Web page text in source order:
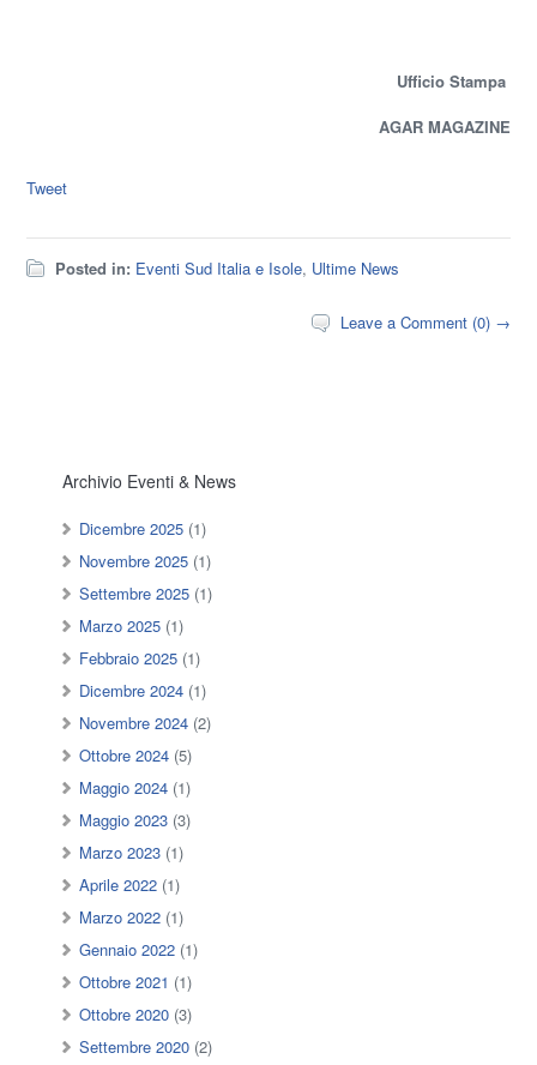
Ufficio Stampa
AGAR MAGAZINE
Tweet
Posted in: Eventi Sud Italia e Isole, Ultime News
Leave a Comment (0) →
Archivio Eventi & News
Dicembre 2025 (1)
Novembre 2025 (1)
Settembre 2025 (1)
Marzo 2025 (1)
Febbraio 2025 (1)
Dicembre 2024 (1)
Novembre 2024 (2)
Ottobre 2024 (5)
Maggio 2024 (1)
Maggio 2023 (3)
Marzo 2023 (1)
Aprile 2022 (1)
Marzo 2022 (1)
Gennaio 2022 (1)
Ottobre 2021 (1)
Ottobre 2020 (3)
Settembre 2020 (2)